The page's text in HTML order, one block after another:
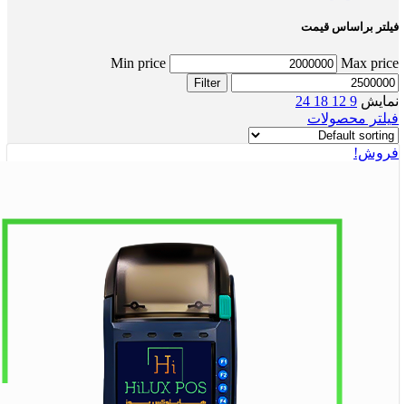
فیلتر براساس قیمت
Min price Max price
Filter
نمایش 9
12
18
24
فیلتر محصولات
فروش!